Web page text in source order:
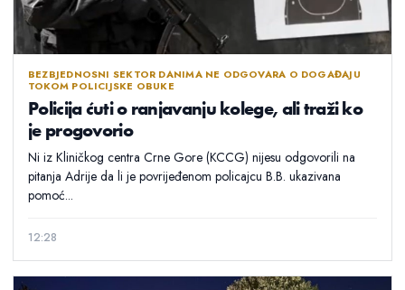
BEZBJEDNOSNI SEKTOR DANIMA NE ODGOVARA O DOGAĐAJU
TOKOM POLICIJSKE OBUKE
Policija ćuti o ranjavanju kolege, ali traži ko
je progovorio
Ni iz Kliničkog centra Crne Gore (KCCG) nijesu odgovorili na
pitanja Adrije da li je povrijeđenom policajcu B.B. ukazivana
pomoć...
12:28